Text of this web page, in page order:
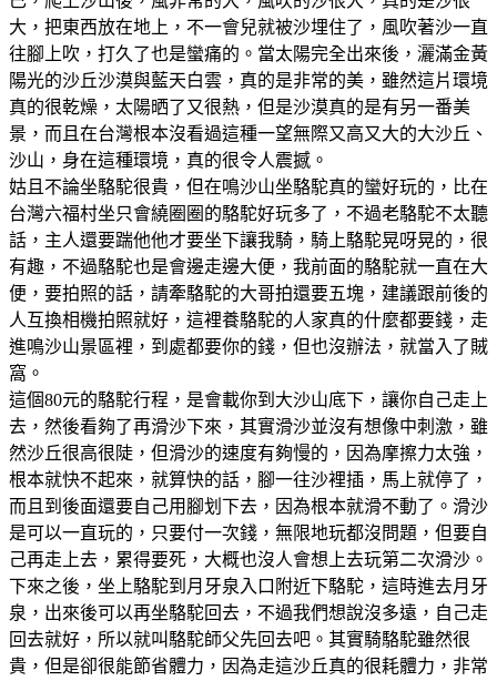
大，把東西放在地上，不一會兒就被沙埋住了，風吹著沙一直
往腳上吹，打久了也是蠻痛的。當太陽完全出來後，灑滿金黃
陽光的沙丘沙漠與藍天白雲，真的是非常的美，雖然這片環境
真的很乾燥，太陽晒了又很熱，但是沙漠真的是有另一番美
景，而且在台灣根本沒看過這種一望無際又高又大的大沙丘、
沙山，身在這種環境，真的很令人震撼。
姑且不論坐駱駝很貴，但在鳴沙山坐駱駝真的蠻好玩的，比在
台灣六福村坐只會繞圈圈的駱駝好玩多了，不過老駱駝不太聽
話，主人還要踹他他才要坐下讓我騎，騎上駱駝晃呀晃的，很
有趣，不過駱駝也是會邊走邊大便，我前面的駱駝就一直在大
便，要拍照的話，請牽駱駝的大哥拍還要五塊，建議跟前後的
人互換相機拍照就好，這裡養駱駝的人家真的什麼都要錢，走
進鳴沙山景區裡，到處都要你的錢，但也沒辦法，就當入了賊
窩。
這個80元的駱駝行程，是會載你到大沙山底下，讓你自己走上
去，然後看夠了再滑沙下來，其實滑沙並沒有想像中刺激，雖
然沙丘很高很陡，但滑沙的速度有夠慢的，因為摩擦力太強，
根本就快不起來，就算快的話，腳一往沙裡插，馬上就停了，
而且到後面還要自己用腳划下去，因為根本就滑不動了。滑沙
是可以一直玩的，只要付一次錢，無限地玩都沒問題，但要自
己再走上去，累得要死，大概也沒人會想上去玩第二次滑沙。
下來之後，坐上駱駝到月牙泉入口附近下駱駝，這時進去月牙
泉，出來後可以再坐駱駝回去，不過我們想說沒多遠，自己走
回去就好，所以就叫駱駝師父先回去吧。其實騎駱駝雖然很
貴，但是卻很能節省體力，因為走這沙丘真的很耗體力，非常